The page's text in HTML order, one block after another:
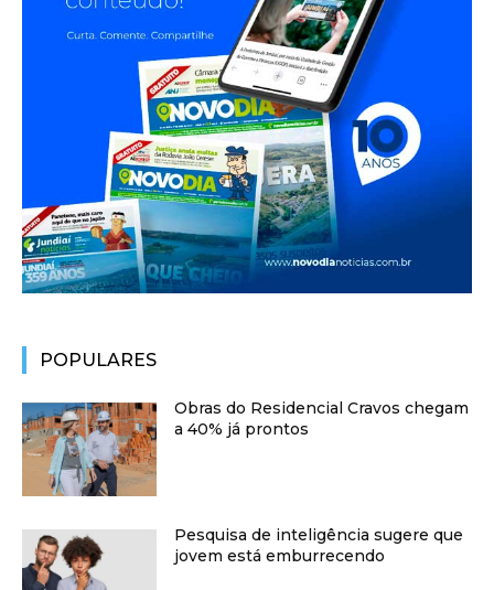
POPULARES
Obras do Residencial Cravos chegam
a 40% já prontos
Pesquisa de inteligência sugere que
jovem está emburrecendo